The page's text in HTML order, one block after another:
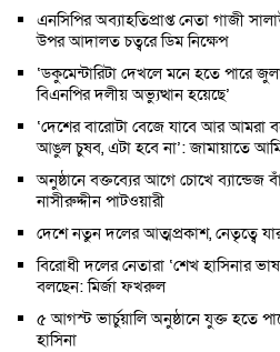
এনসিপির অব্যাহতিপ্রাপ্ত নেতা গাজী
উপর আদালত চত্বরে ডিম নিক্ষেপ
‘ডকুমেন্টারিটা দেখলে মনে হতে পারে
বিএনপির দলীয় অভ্যুত্থান হয়েছে’
‘দেশের বারোটা বেজে যাবে আর আমরা
আঙুল চুষব, এটা হবে না’: জামায়াতে
অনুষ্ঠানে বক্তব্যের আগে চোখে ব্যান্ডেজ
নাসীরুদ্দীন পাটওয়ারী
দেশে নতুন দলের আত্মপ্রকাশ, নেতৃত্বে
বিরোধী দলের নেতারা ‘শেখ হাসিনার
বলছেন: মির্জা ফখরুল
৫ আগস্ট ভার্চুয়ালি অনুষ্ঠানে যুক্ত হতে
হাসিনা